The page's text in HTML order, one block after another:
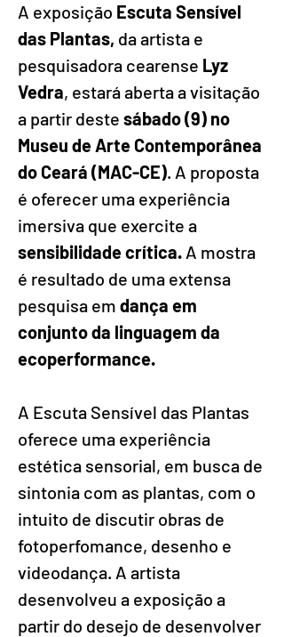
A exposição Escuta Sensível
das Plantas, da artista e
pesquisadora cearense Lyz
Vedra, estará aberta a visitação
a partir deste sábado (9) no
Museu de Arte Contemporânea
do Ceará (MAC-CE). A proposta
é oferecer uma experiência
imersiva que exercite a
sensibilidade crítica. A mostra
é resultado de uma extensa
pesquisa em dança em
conjunto da linguagem da
ecoperformance.
A Escuta Sensível das Plantas
oferece uma experiência
estética sensorial, em busca de
sintonia com as plantas, com o
intuito de discutir obras de
fotoperfomance, desenho e
videodança. A artista
desenvolveu a exposição a
partir do desejo de desenvolver